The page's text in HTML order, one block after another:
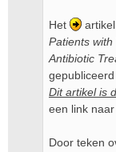
Het artikel
Patients
Antibiotic
Dit artikel is
een link
Door teken